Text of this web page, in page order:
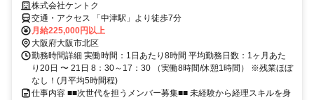
株式会社ケントク
交通・アクセス 「中津駅」より徒歩7分
月給225,000円以上
大阪府大阪市北区
勤務時間詳細 実働時間：1日あたり8時間 平均勤務日数：1ヶ月あた
り20日 〜 21日 8：30～17：30 （実働8時間/休憩1時間） ※残業ほぼ
なし！(月平均5時間程)
仕事内容 ■■次世代を担うメンバー募集■■ 未経験から経理スキルを身